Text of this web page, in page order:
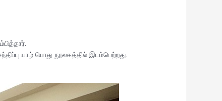
யாழ் பொது நூலகத்தில் இடம்பெற்றது.